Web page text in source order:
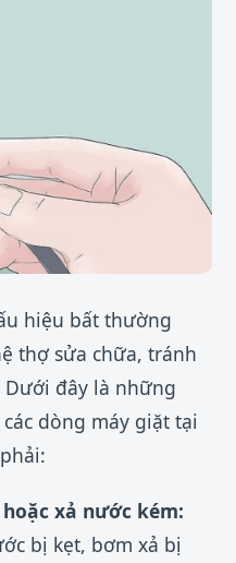
hiệu bất thường
thợ sửa chữa, tránh
đây là những
dòng máy giặt tại
xả nước kém:
bị kẹt, bơm xả bị